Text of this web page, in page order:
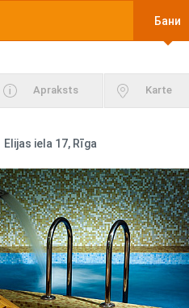
Бани
Apraksts Karte
Elijas iela 17, Rīga